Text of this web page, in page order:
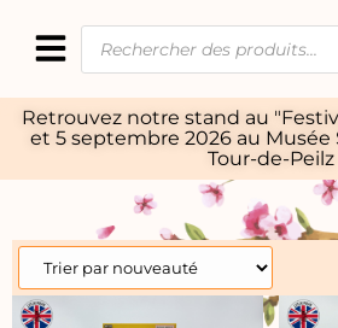
Retrouvez notre stand au
et 5 septembre 2026 au Musée
Tour-de-Peilz